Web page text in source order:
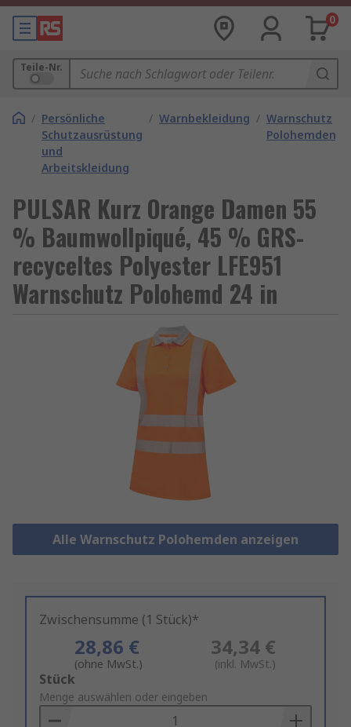
0
Teile-Nr.
/ Persönliche
Schutzausrüstung
und
Arbeitskleidung
/ Warnbekleidung / Warnschutz
Polohemden
PULSAR Kurz Orange Damen 55
% Baumwollpiqué, 45 % GRS-
recyceltes Polyester LFE951
Warnschutz Polohemd 24 in
Alle Warnschutz Polohemden anzeigen
Zwischensumme (1 Stück)*
28,86 €
(ohne MwSt.)
34,34 €
(inkl. MwSt.)
Add
to
Basket
Stück
Menge auswählen oder eingeben